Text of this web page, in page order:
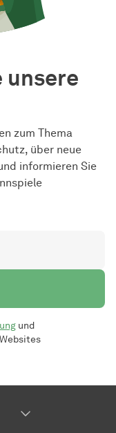
unsere
zum Thema
über neue
informieren Sie
und